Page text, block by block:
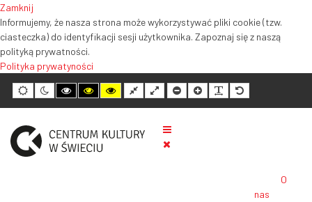
Zamknij
Informujemy, że nasza strona może wykorzystywać pliki cookie (tzw.
ciasteczka) do identyfikacji sesji użytkownika. Zapoznaj się z naszą
polityką prywatności.
Polityka prywatyności
Tryb
domyślny
Tryb
nocny
Tryb
wysokiego
kontrastu
biały
Tryb
wysokiego
kontrastu
żółty
Tryb
wysokiego
kontrastu
czarny
Normalny
układ
Szeroki
układ
Mniejszy
rozmiar
tekstu
Większy
rozmiar
tekstu
Czytelność
tekstu
Domyślny
rozmiar
tekstu
O
nas